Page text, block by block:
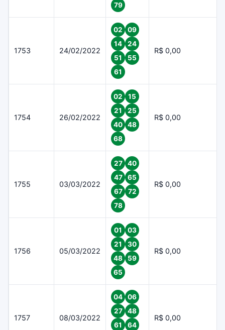
79
1753 24/02/2022
02
09
14
24
51
55
61
R$ 0,00
1754 26/02/2022
02
15
21
25
40
48
68
R$ 0,00
1755 03/03/2022
27
40
47
65
67
72
78
R$ 0,00
1756 05/03/2022
01
03
21
30
48
59
65
R$ 0,00
1757 08/03/2022
04
06
27
48
61
64
R$ 0,00